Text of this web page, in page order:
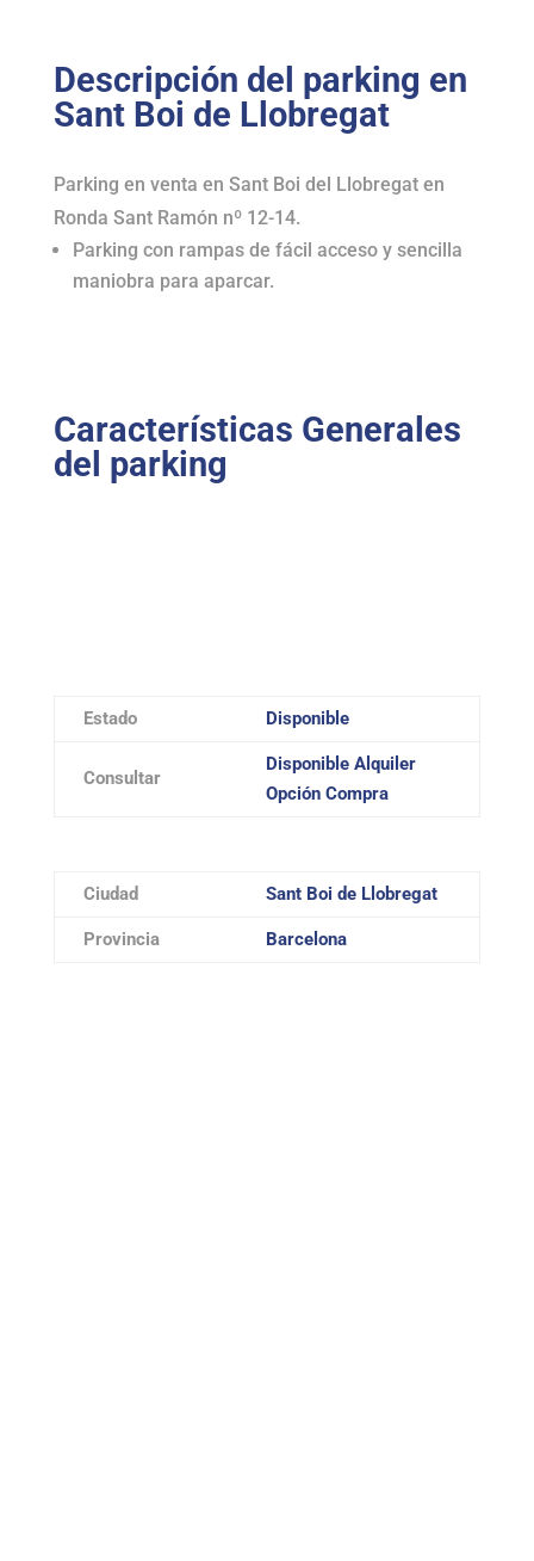
Descripción del parking en
Sant Boi de Llobregat
Parking en venta en Sant Boi del Llobregat en
Ronda Sant Ramón nº 12-14.
Parking con rampas de fácil acceso y sencilla
maniobra para aparcar.
Características Generales
del parking
Estado Disponible
Consultar
Disponible Alquiler
Opción Compra
Ciudad Sant Boi de Llobregat
Provincia Barcelona